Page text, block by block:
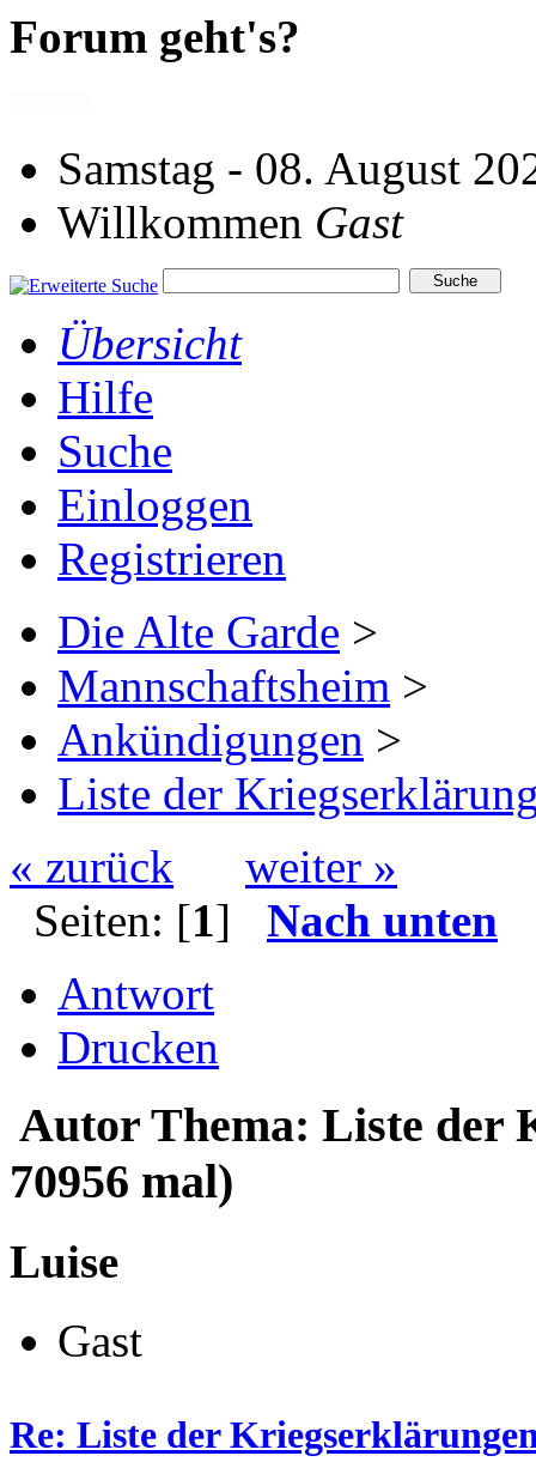
Forum geht's?
Samstag - 08. August
Willkommen Gast
Übersicht
Hilfe
Suche
Einloggen
Registrieren
Die Alte Garde >
Mannschaftsheim >
Ankündigungen >
Liste der
« zurück
weiter »
Seiten: [1] Nach unten
Antwort
Drucken
Autor Thema: Liste der
70956 mal)
Luise
Gast
Re: Liste der